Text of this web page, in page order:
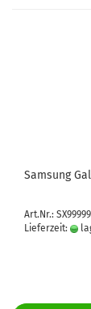
Sam­sung
Art.Nr.:
Lieferzeit: